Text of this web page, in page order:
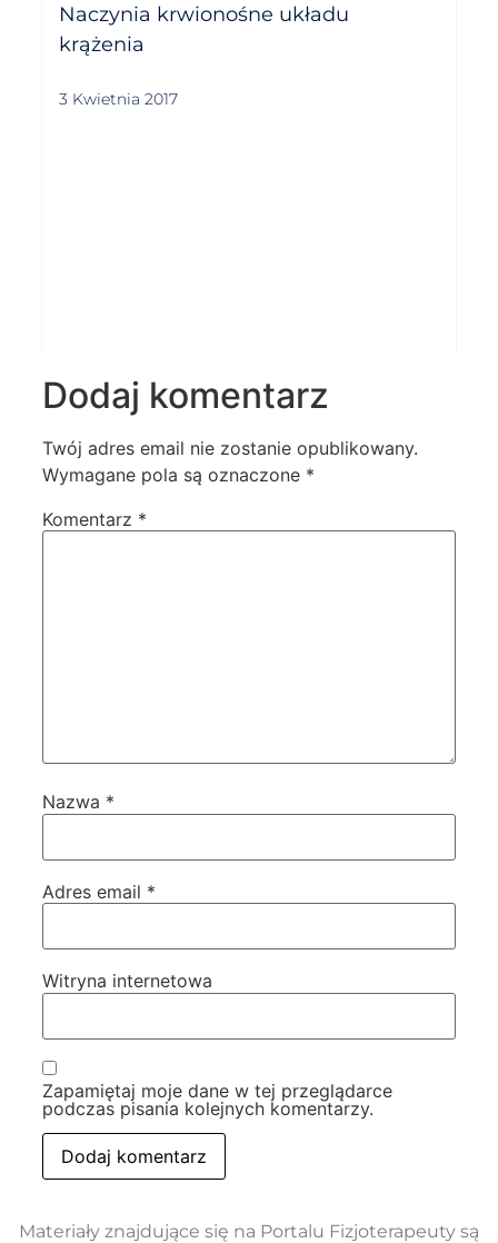
Naczynia krwionośne układu
krążenia
3 Kwietnia 2017
Dodaj komentarz
Twój adres email nie zostanie opublikowany.
Wymagane pola są oznaczone *
Komentarz *
Nazwa *
Adres email *
Witryna internetowa
Zapamiętaj moje dane w tej przeglądarce
podczas pisania kolejnych komentarzy.
Materiały znajdujące się na Portalu Fizjoterapeuty są